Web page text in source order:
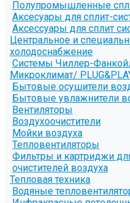
Полупромышленные
Аксесуары для сплит-
Аксессуары для сплит
Центральное и
холодоснабжение
Системы Чиллер-
Микроклимат/
Бытовые осушители
Бытовые увлажнители
Вентиляторы
Воздухоочистители
Мойки воздуха
Тепловентиляторы
Фильтры и картриджи
очистителей воздуха
Тепловая техника
Водяные